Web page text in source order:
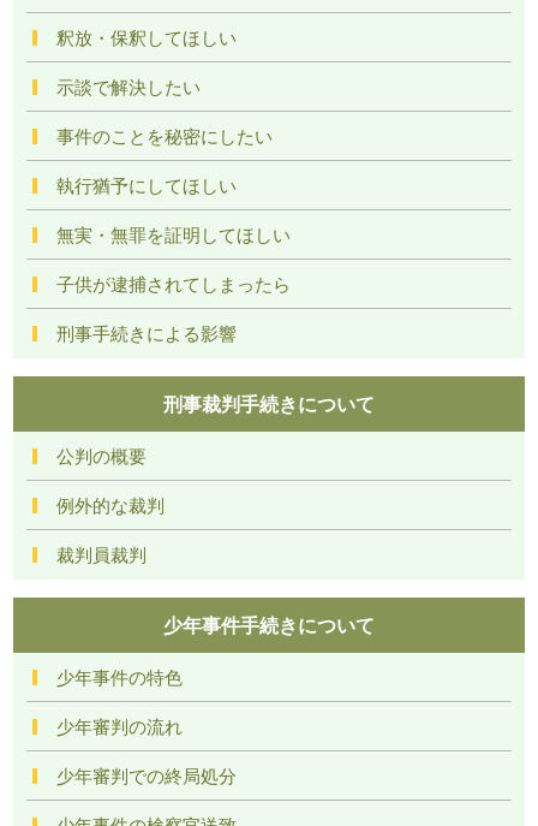
釈放・保釈してほしい
示談で解決したい
事件のことを秘密にしたい
執行猶予にしてほしい
無実・無罪を証明してほしい
子供が逮捕されてしまったら
刑事手続きによる影響
刑事裁判手続きについて
公判の概要
例外的な裁判
裁判員裁判
少年事件手続きについて
少年事件の特色
少年審判の流れ
少年審判での終局処分